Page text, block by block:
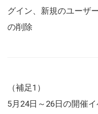
グイン、新規のユーザ
の削除
（補足1）
5月24日～26日の開催